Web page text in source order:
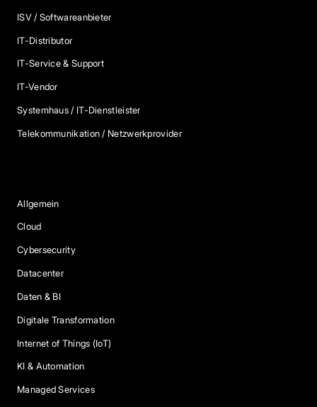
ISV / Softwareanbieter
IT-Distributor
IT-Service & Support
IT-Vendor
Systemhaus / IT-Dienstleister
Telekommunikation / Netzwerkprovider
Allgemein
Cloud
Cybersecurity
Datacenter
Daten & BI
Digitale Transformation
Internet of Things (IoT)
KI & Automation
Managed Services